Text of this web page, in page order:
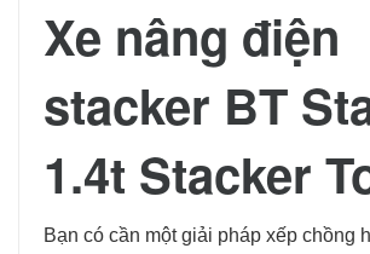
Xe nâng điện
stacker BT
1.4t Stacker
Bạn có cần một giải pháp xếp chồng